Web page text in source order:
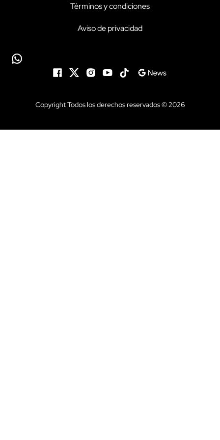
Términos y condiciones
Aviso de privacidad
Copyright Todos los derechos reservados © 2026